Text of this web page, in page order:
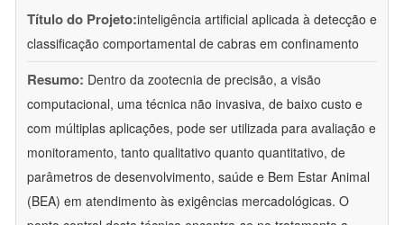
Título do Projeto:inteligência artificial aplicada à detecção e
classificação comportamental de cabras em confinamento
Resumo: Dentro da zootecnia de precisão, a visão
computacional, uma técnica não invasiva, de baixo custo e
com múltiplas aplicações, pode ser utilizada para avaliação e
monitoramento, tanto qualitativo quanto quantitativo, de
parâmetros de desenvolvimento, saúde e Bem Estar Animal
(BEA) em atendimento às exigências mercadológicas. O